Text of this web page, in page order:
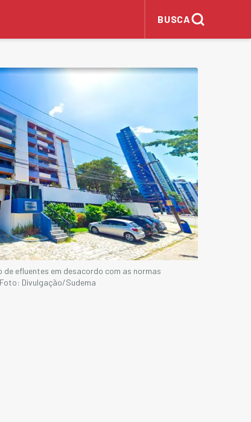
BUSCA
efluentes em desacordo com as normas
Divulgação/Sudema